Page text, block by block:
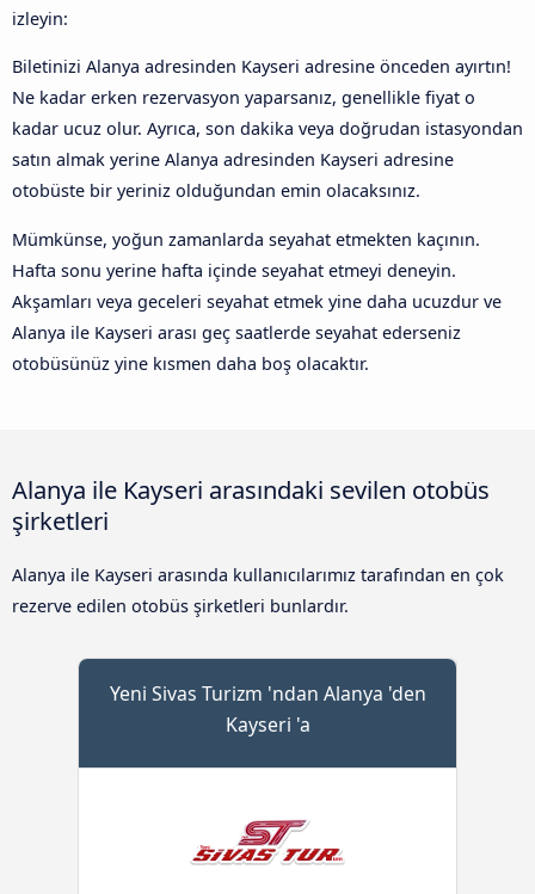
izleyin:
Biletinizi Alanya adresinden Kayseri adresine önceden ayırtın!
Ne kadar erken rezervasyon yaparsanız, genellikle fiyat o
kadar ucuz olur. Ayrıca, son dakika veya doğrudan istasyondan
satın almak yerine Alanya adresinden Kayseri adresine
otobüste bir yeriniz olduğundan emin olacaksınız.
Mümkünse, yoğun zamanlarda seyahat etmekten kaçının.
Hafta sonu yerine hafta içinde seyahat etmeyi deneyin.
Akşamları veya geceleri seyahat etmek yine daha ucuzdur ve
Alanya ile Kayseri arası geç saatlerde seyahat ederseniz
otobüsünüz yine kısmen daha boş olacaktır.
Alanya ile Kayseri arasındaki sevilen otobüs
şirketleri
Alanya ile Kayseri arasında kullanıcılarımız tarafından en çok
rezerve edilen otobüs şirketleri bunlardır.
Yeni Sivas Turizm 'ndan Alanya 'den
Kayseri 'a